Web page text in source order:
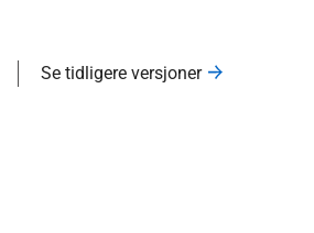
Se tidligere versjoner